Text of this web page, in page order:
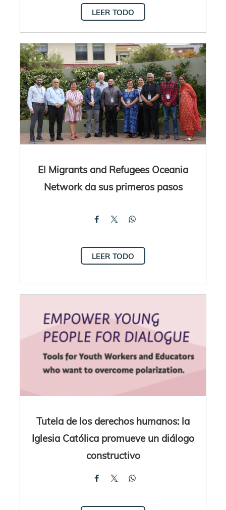
LEER TODO
El Migrants and Refugees Oceania
Network da sus primeros pasos
LEER TODO
Tutela de los derechos humanos: la
Iglesia Católica promueve un diálogo
constructivo